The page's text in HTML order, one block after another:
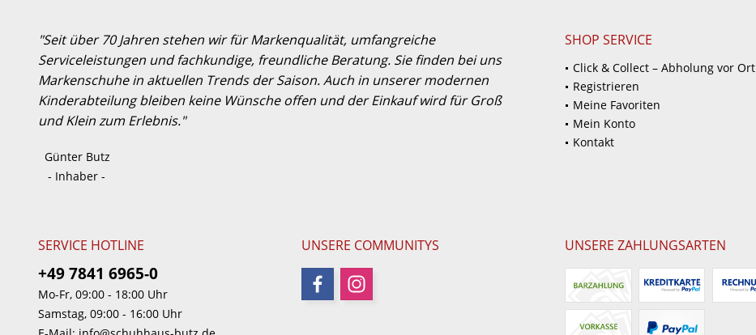
"Seit über 70 Jahren stehen wir für Markenqualität, umfangreiche
Serviceleistungen und fachkundige, freundliche Beratung. Sie finden bei uns
Markenschuhe in aktuellen Trends der Saison. Auch in unserer modernen
Kinderabteilung bleiben keine Wünsche offen und der Einkauf wird für Groß
und Klein zum Erlebnis."
Günter Butz
- Inhaber -
SHOP SERVICE
Click & Collect – Abholung vor Ort
Registrieren
Meine Favoriten
Mein Konto
Kontakt
SERVICE HOTLINE
+49 7841 6965-0
Mo-Fr, 09:00 - 18:00 Uhr
Samstag, 09:00 - 16:00 Uhr
UNSERE COMMUNITYS UNSERE ZAHLUNGSARTEN